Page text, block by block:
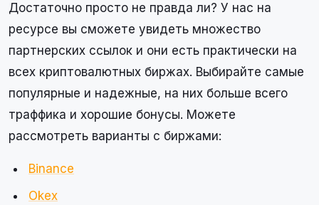
Достаточно просто не правда ли? У нас на
ресурсе вы сможете увидеть множество
партнерских ссылок и они есть практически на
всех криптовалютных биржах. Выбирайте самые
популярные и надежные, на них больше всего
траффика и хорошие бонусы. Можете
рассмотреть варианты с биржами:
Binance
Okex